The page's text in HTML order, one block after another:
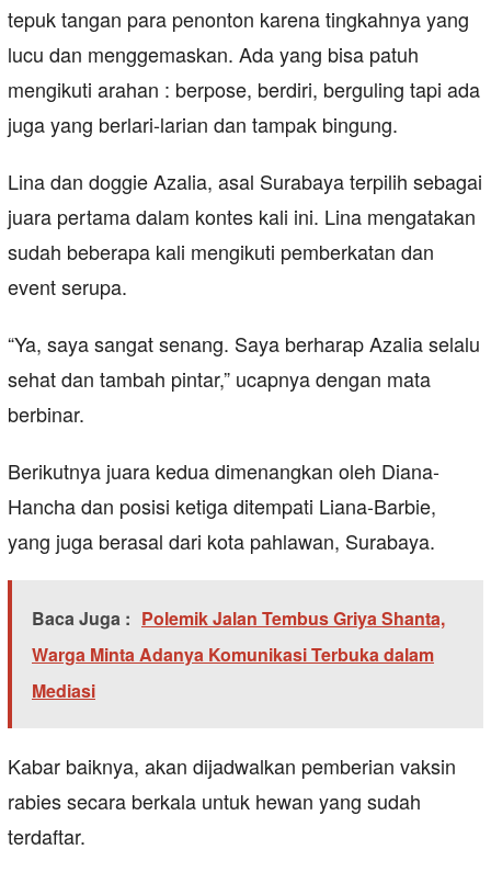
tepuk tangan para penonton karena tingkahnya yang
lucu dan menggemaskan. Ada yang bisa patuh
mengikuti arahan : berpose, berdiri, berguling tapi ada
juga yang berlari-larian dan tampak bingung.
Lina dan doggie Azalia, asal Surabaya terpilih sebagai
juara pertama dalam kontes kali ini. Lina mengatakan
sudah beberapa kali mengikuti pemberkatan dan
event serupa.
“Ya, saya sangat senang. Saya berharap Azalia selalu
sehat dan tambah pintar,” ucapnya dengan mata
berbinar.
Berikutnya juara kedua dimenangkan oleh Diana-
Hancha dan posisi ketiga ditempati Liana-Barbie,
yang juga berasal dari kota pahlawan, Surabaya.
Baca Juga : Polemik Jalan Tembus Griya Shanta,
Warga Minta Adanya Komunikasi Terbuka dalam
Mediasi
Kabar baiknya, akan dijadwalkan pemberian vaksin
rabies secara berkala untuk hewan yang sudah
terdaftar.